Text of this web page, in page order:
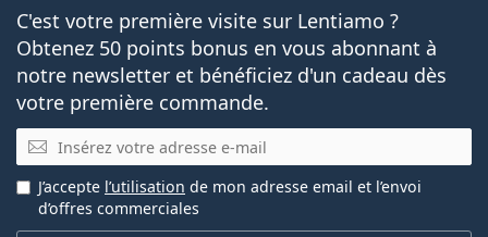
C'est votre première visite sur Lentiamo ?
Obtenez 50 points bonus en vous abonnant à
notre newsletter et bénéficiez d'un cadeau dès
votre première commande.
E-mail
J’accepte l’utilisation de mon adresse email et l’envoi
d’offres commerciales